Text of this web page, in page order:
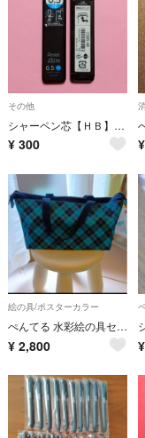
その他
シャーペン芯【ＨＢ】２つ
¥ 300 ¥
絵の具/ポスターカラー
ぺんてる 水彩絵の具セット スケッチセット 小学校 絵の具セット バッグつき
¥ 2,800 ¥